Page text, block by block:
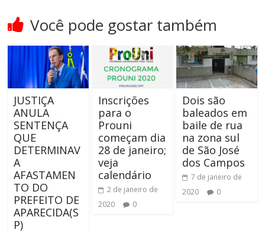
Você pode gostar também
JUSTIÇA
ANULA
SENTENÇA
QUE
DETERMINAV
A
AFASTAMEN
TO DO
PREFEITO DE
APARECIDA(S
P)
Inscrições
para o
Prouni
começam dia
28 de janeiro;
veja
calendário
2 de janeiro de
2020
0
Dois são
baleados em
baile de rua
na zona sul
de São José
dos Campos
7 de janeiro de
2020
0